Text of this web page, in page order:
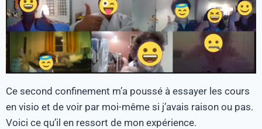
Ce second confinement m’a poussé à essayer les cours
en visio et de voir par moi-même si j’avais raison ou pas.
Voici ce qu’il en ressort de mon expérience.